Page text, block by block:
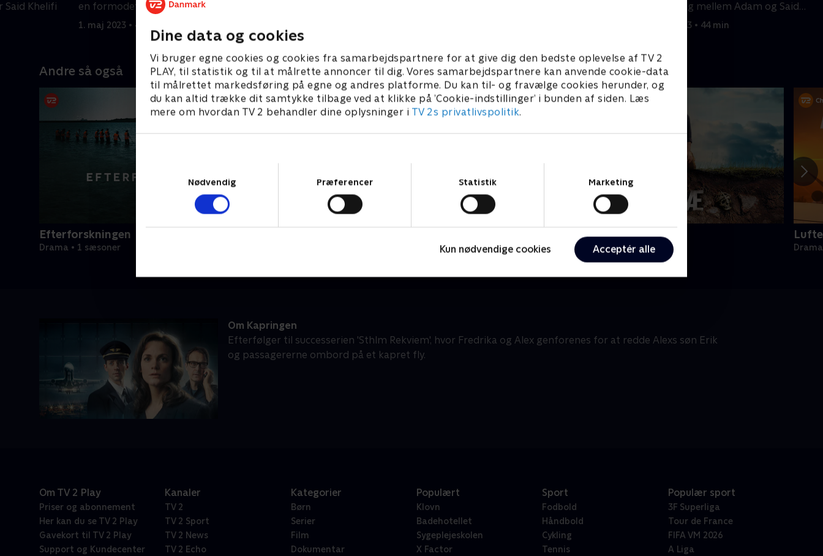
Dine data og cookies
Vi bruger egne cookies og cookies fra samarbejdspartnere for at give dig den bedste oplevelse af TV 2
PLAY, til statistik og til at målrette annoncer til dig. Vores samarbejdspartnere kan anvende cookie-data
til målrettet markedsføring på egne og andres platforme. Du kan til- og fravælge cookies herunder, og
du kan altid trække dit samtykke tilbage ved at klikke på ’Cookie-indstillinger’ i bunden af siden. Læs
mere om hvordan TV 2 behandler dine oplysninger i TV 2s privatlivspolitik.
Nødvendig
Præferencer Statistik Marketing
Kun nødvendige cookies Acceptér alle
Khelifi
en formodet bombe.
1. maj 2023 • 43 min
en kobling mellem Adam og Said
1. maj 2023 • 44 min
Andre så også
Efterforskningen
Drama • 1 sæsoner
Danefæ
Drama • 1 sæsoner
Om Kapringen
Efterfølger til successerien 'Sthlm Rekviem', hvor Fredrika og Alex genforenes for at redde Alexs søn Erik
og passagererne ombord på et kapret fly.
Om TV 2 Play
Priser og abonnement
Her kan du se TV 2 Play
Gavekort til TV 2 Play
Support og Kundecenter
Kanaler
TV 2
TV 2 Sport
TV 2 News
TV 2 Echo
Kategorier
Børn
Serier
Film
Dokumentar
Populært
Klovn
Badehotellet
Sygeplejeskolen
X Factor
Sport
Fodbold
Håndbold
Cykling
Tennis
Populær sport
3F Superliga
Tour de France
FIFA VM 2026
A Liga